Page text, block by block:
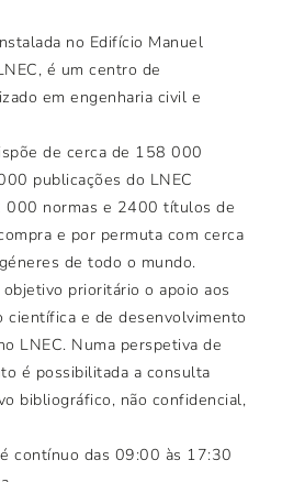
no Edifício Manuel
é um centro de
em engenharia civil e
de cerca de 158 000
publicações do LNEC
normas e 2400 títulos de
e por permuta com cerca
de todo o mundo.
prioritário o apoio aos
científica e de desenvolvimento
LNEC. Numa perspetiva de
é possibilitada a consulta
bibliográfico, não confidencial,
contínuo das 09:00 às 17:30